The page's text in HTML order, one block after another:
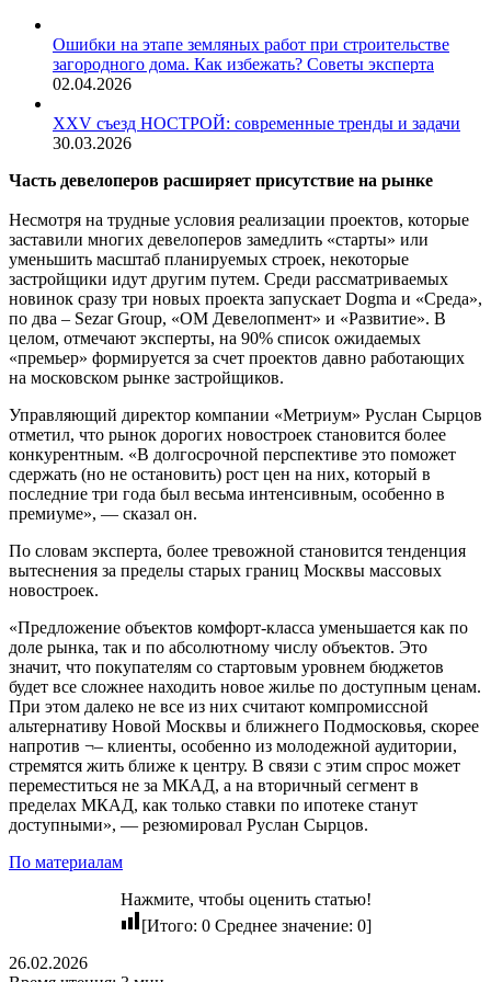
Ошибки на этапе земляных работ при строительстве
загородного дома. Как избежать? Советы эксперта
02.04.2026
XXV съезд НОСТРОЙ: современные тренды и задачи
30.03.2026
Часть девелоперов расширяет присутствие на рынке
Несмотря на трудные условия реализации проектов, которые
заставили многих девелоперов замедлить «старты» или
уменьшить масштаб планируемых строек, некоторые
застройщики идут другим путем. Среди рассматриваемых
новинок сразу три новых проекта запускает Dogma и «Среда»,
по два – Sezar Group, «ОМ Девелопмент» и «Развитие». В
целом, отмечают эксперты, на 90% список ожидаемых
«премьер» формируется за счет проектов давно работающих
на московском рынке застройщиков.
Управляющий директор компании «Метриум» Руслан Сырцов
отметил, что рынок дорогих новостроек становится более
конкурентным. «В долгосрочной перспективе это поможет
сдержать (но не остановить) рост цен на них, который в
последние три года был весьма интенсивным, особенно в
премиуме», — сказал он.
По словам эксперта, более тревожной становится тенденция
вытеснения за пределы старых границ Москвы массовых
новостроек.
«Предложение объектов комфорт-класса уменьшается как по
доле рынка, так и по абсолютному числу объектов. Это
значит, что покупателям со стартовым уровнем бюджетов
будет все сложнее находить новое жилье по доступным ценам.
При этом далеко не все из них считают компромиссной
альтернативу Новой Москвы и ближнего Подмосковья, скорее
напротив ¬– клиенты, особенно из молодежной аудитории,
стремятся жить ближе к центру. В связи с этим спрос может
переместиться не за МКАД, а на вторичный сегмент в
пределах МКАД, как только ставки по ипотеке станут
доступными», — резюмировал Руслан Сырцов.
По материалам
Нажмите, чтобы оценить статью!
[Итого: 0 Среднее значение: 0]
26.02.2026